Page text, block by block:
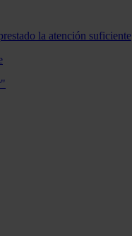
la atención suficiente